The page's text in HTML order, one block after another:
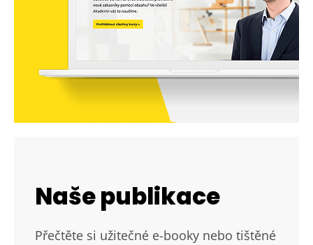
Naše publikace
Přečtěte si užitečné e-booky nebo tištěné